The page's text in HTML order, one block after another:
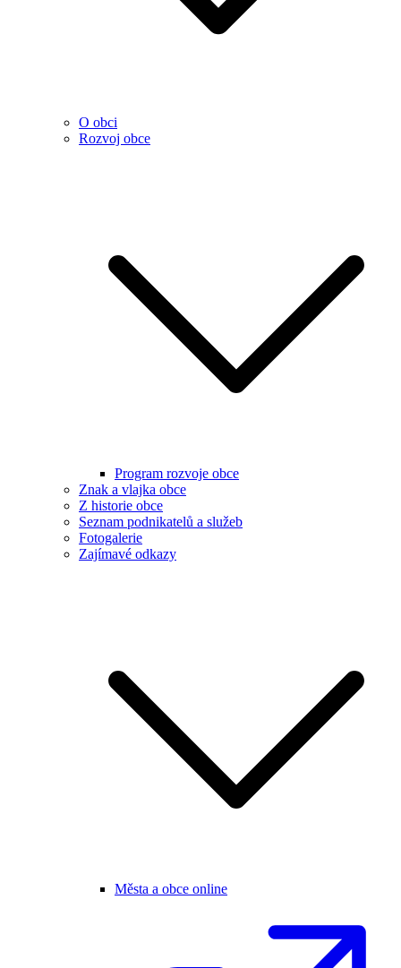
O obci
Rozvoj obce
Program rozvoje obce
Znak a vlajka obce
Z historie obce
Seznam podnikatelů a služeb
Fotogalerie
Zajímavé odkazy
Města a obce online